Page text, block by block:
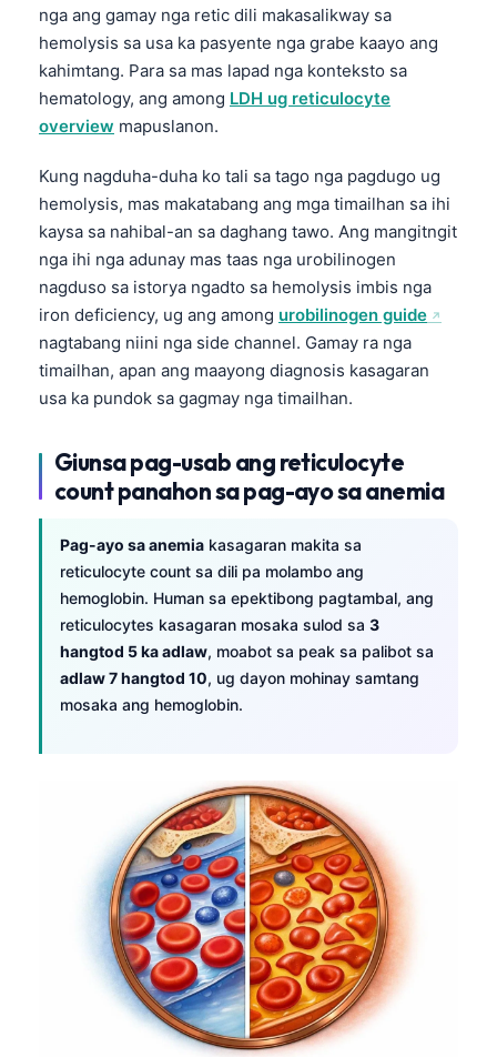
nga ang gamay nga retic dili makasalikway sa
hemolysis sa usa ka pasyente nga grabe kaayo ang
kahimtang. Para sa mas lapad nga konteksto sa
hematology, ang among LDH ug reticulocyte
overview mapuslanon.
Kung nagduha-duha ko tali sa tago nga pagdugo ug
hemolysis, mas makatabang ang mga timailhan sa ihi
kaysa sa nahibal-an sa daghang tawo. Ang mangitngit
nga ihi nga adunay mas taas nga urobilinogen
nagduso sa istorya ngadto sa hemolysis imbis nga
iron deficiency, ug ang among urobilinogen guide
nagtabang niini nga side channel. Gamay ra nga
timailhan, apan ang maayong diagnosis kasagaran
usa ka pundok sa gagmay nga timailhan.
Giunsa pag-usab ang reticulocyte
count panahon sa pag-ayo sa anemia
Pag-ayo sa anemia kasagaran makita sa
reticulocyte count sa dili pa molambo ang
hemoglobin. Human sa epektibong pagtambal, ang
reticulocytes kasagaran mosaka sulod sa 3
hangtod 5 ka adlaw, moabot sa peak sa palibot sa
adlaw 7 hangtod 10, ug dayon mohinay samtang
mosaka ang hemoglobin.
Slovenščina
Magyar
Shqip
বাংলা
اردو
मराठी
తెలుగు
ಕನ್ನಡ
മലയാളം
Bahasa Melayu
Tiếng Việt
Tagalog
ဗမာစာ
ភាសាខ្មែរ
አማርኛ
Українська
O‘zbekcha
Català
Қазақ тілі
Suomi
Hrvatski
Slovenčina
كوردی‎
پښتو
سنڌي